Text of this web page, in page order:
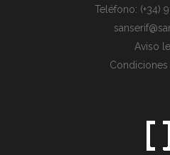
Teléfono: (+34)
Aviso
Condiciones